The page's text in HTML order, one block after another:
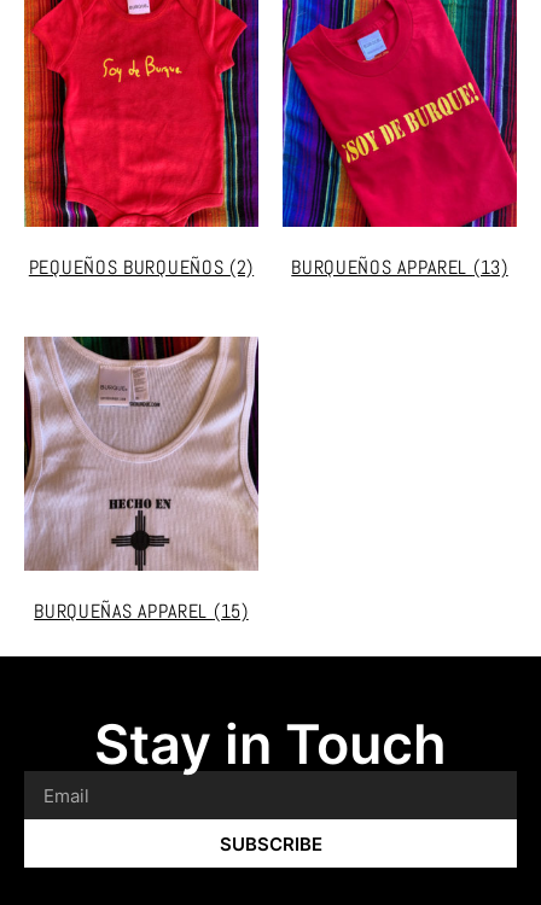
PEQUEÑOS BURQUEÑOS (2) BURQUEÑOS APPAREL (13)
BURQUEÑAS APPAREL (15)
Stay in Touch
SUBSCRIBE